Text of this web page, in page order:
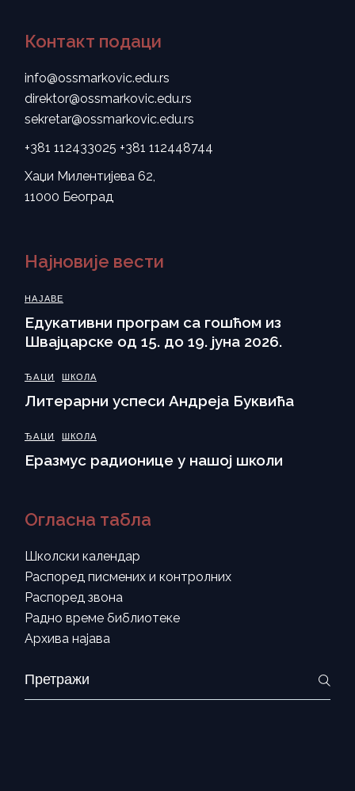
Контакт подаци
info@ossmarkovic.edu.rs
direktor@ossmarkovic.edu.rs
sekretar@ossmarkovic.edu.rs
+381 112433025 +381 112448744
Хаџи Милентијева 62,
11000 Београд
Најновије вести
НАЈАВЕ
Eдукативни програм са гошћом из
Швајцарске од 15. до 19. јуна 2026.
ЂАЦИ ШКОЛА
Литерарни успеси Андреја Буквића
ЂАЦИ ШКОЛА
Еразмус радионице у нашој школи
Огласна табла
Школски календар
Распоред писмених и контролних
Распоред звона
Радно време библиотеке
Архива најава
Search
for: